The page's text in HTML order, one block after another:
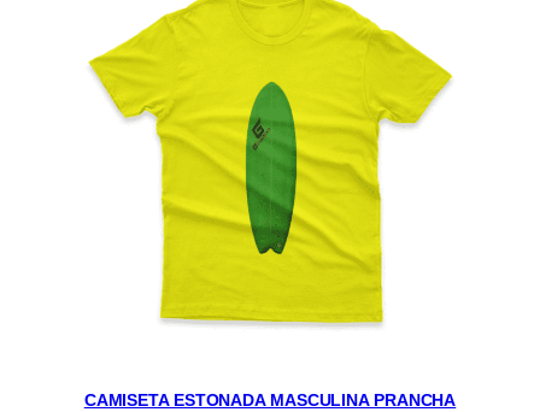
CAMISETA ESTONADA MASCULINA PRANCHA